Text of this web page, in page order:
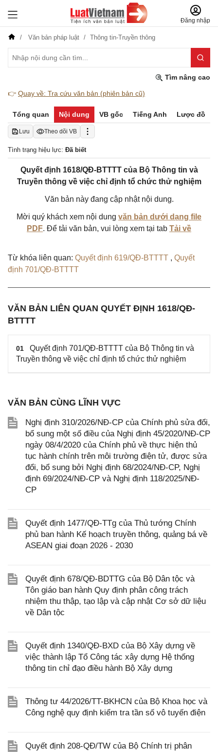
Đăng nhập
Văn bản pháp luật Thông tin-Truyền thông
Tìm nâng cao
👉 Quay về: Tra cứu văn bản (phiên bản cũ)
Tổng quan Nội dung VB gốc Tiếng Anh Lược đồ
Lưu Theo dõi VB
Tình trạng hiệu lực: Đã biết
Quyết định 1618/QĐ-BTTTT của Bộ Thông tin và
Truyền thông về việc chỉ định tổ chức thử nghiệm
Văn bản này đang cập nhật nội dung.
Mời quý khách xem nội dung văn bản dưới dạng file
PDF. Để tải văn bản, vui lòng xem tại tab Tải về
Từ khóa liên quan: Quyết định 619/QĐ-BTTTT , Quyết
định 701/QĐ-BTTTT
VĂN BẢN LIÊN QUAN QUYẾT ĐỊNH 1618/QĐ-
BTTTT
01
Quyết định 701/QĐ-BTTTT của Bộ Thông tin và
Truyền thông về việc chỉ định tổ chức thử nghiệm
VĂN BẢN CÙNG LĨNH VỰC
Nghị định 310/2026/NĐ-CP của Chính phủ sửa đổi,
bổ sung một số điều của Nghị định 45/2020/NĐ-CP
ngày 08/4/2020 của Chính phủ về thực hiện thủ
tục hành chính trên môi trường điện tử, được sửa
đổi, bổ sung bởi Nghị định 68/2024/NĐ-CP, Nghị
định 69/2024/NĐ-CP và Nghị định 118/2025/NĐ-
CP
Quyết định 1477/QĐ-TTg của Thủ tướng Chính
phủ ban hành Kế hoạch truyền thông, quảng bá về
ASEAN giai đoạn 2026 - 2030
Quyết định 678/QĐ-BDTTG của Bộ Dân tộc và
Tôn giáo ban hành Quy định phân công trách
nhiệm thu thập, tạo lập và cập nhật Cơ sở dữ liệu
về Dân tộc
Quyết định 1340/QĐ-BXD của Bộ Xây dựng về
việc thành lập Tổ Công tác xây dựng Hệ thống
thông tin chỉ đạo điều hành Bộ Xây dựng
Thông tư 44/2026/TT-BKHCN của Bộ Khoa học và
Công nghệ quy định kiểm tra tần số vô tuyến điện
Quyết định 208-QĐ/TW của Bộ Chính trị phân